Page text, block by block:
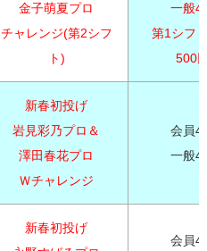
金子萌夏プロ
チャレンジ(第2シフ
ト)
一般
第1シフ
500
新春初投げ
岩見彩乃プロ＆
澤田春花プロ
Ｗチャレンジ
会員
一般
新春初投げ
会員